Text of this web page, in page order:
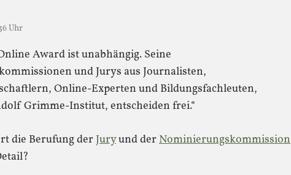
Uhr
Award ist unabhängig. Seine
und Jurys aus Journalisten,
Online-Experten und Bildungsfachleuten,
Grimme-Institut, entscheiden frei.“
die Berufung der Juryund der Nominierungskommission